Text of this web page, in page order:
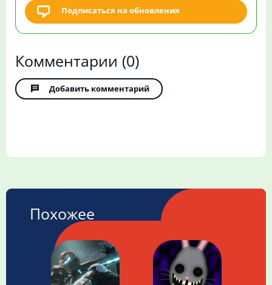
Подписаться на обновления
Комментарии (0)
Добавить комментарий
Похожее